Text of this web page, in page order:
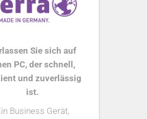
Sie sich auf
PC, der schnell,
und zuverlässig
ist.
Business Gerät,